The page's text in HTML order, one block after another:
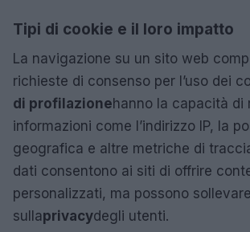
Tipi di cookie e il loro impatto
La navigazione su un sito web
richieste di consenso per l’uso dei
di profilazionehanno la capacità di
informazioni come l’indirizzo IP, la
geografica e altre metriche di
dati consentono ai siti di offrire
personalizzati, ma possono
sullaprivacydegli utenti.